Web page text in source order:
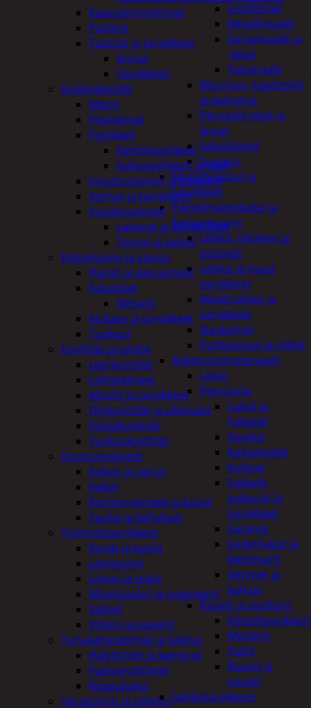
Liuottimet
Metallimaalit
Spraymaalit ja
-lakat
Talomaalit
Muuraus, tapetointi
ja laatoitus
Pensselit telat ja
lastat
Sekoittimet
Suojaus
Muut työkalut ja
tarvikkeet
Paineilmatyökalut ja
kompressorit
Letkut, liittimet ja
pistoolit
Letkut ja muut
tarvikkeet
Maaliruiskut ja
tarvikkeet
Naulaimet
Pulttipyssyt ja räikät
Rakennusmateriaalit
Listat
Pienrauta
Lukot ja
hakaset
Koukut
Kalustejalat
Kulmat
Sakkelit,
pylpyrät ja
tarvikkeet
Saranat
Vaijerilukot ja
klemmarit
Vetimet ja
kahvat
Ruuvit ja mutterit
Mutterit
Pultit
Ruuvit ja
naulat
Sähkötarvikkeet
Kaasulämmittimet
Patterit
Tulisijat ja tarvikkeet
Arinat
Tarvikkeet
Kodintekstiilit
Matot
Pöytäliinat
Pyyhkeet
Keittiöpyyhkeet
Kylpypyyhkeet ja takit
Sisustustyynyt ja päälliset
Verhot ja tarvikkeet
Vuodevaatteet
Lakanat ja tyynynlinat
Tyynyt ja peitot
Kylpyhuone ja sauna
Harjat ja pesuaineet
Kalusteet
Mittarit
Kiukaat ja tarvikkeet
Tuoksut
Kynttilät ja lyhdyt
Led-kynttilät
Lyhtytelineet
Muotit ja tarvikkeet
Öljykynttilät ja ulkotulet
Pöytäkynttilät
Tuoksukynttilät
Sisustusesineet
Kalvot ja tarrat
Kellot
Koriste-esineet ja kasvit
Taulut ja kehykset
Toimistotarvikkeet
Kynät ja kumit
Laminointi
Liimat ja teipit
Muistitaulut ja magneetit
Sakset
Vihkot ja paperit
Turvajärjestelmät ja lukitus
Hälyttimet ja kamerat
Palovaroittimet
Riippulukot
Varastointi ja säilytys